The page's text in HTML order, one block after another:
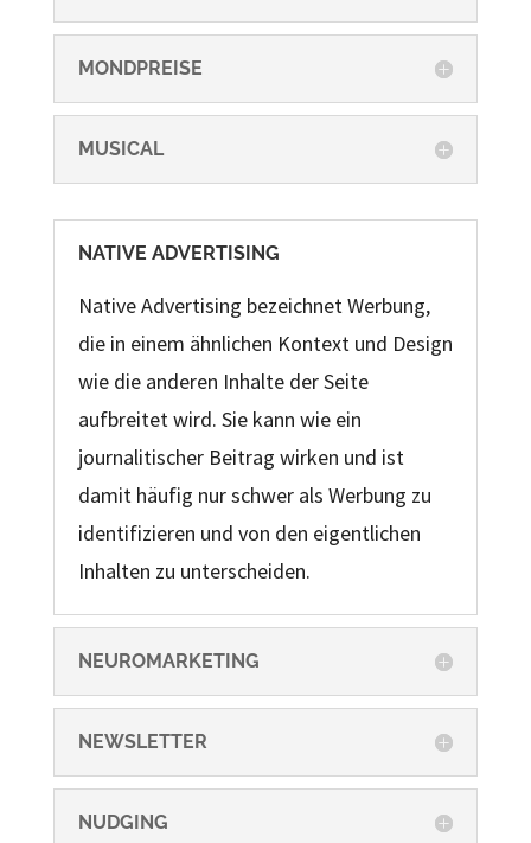
MONDPREISE
MUSICAL
NATIVE ADVERTISING
Native Advertising bezeichnet Werbung,
die in einem ähnlichen Kontext und Design
wie die anderen Inhalte der Seite
aufbreitet wird. Sie kann wie ein
journalitischer Beitrag wirken und ist
damit häufig nur schwer als Werbung zu
identifizieren und von den eigentlichen
Inhalten zu unterscheiden.
NEUROMARKETING
NEWSLETTER
NUDGING